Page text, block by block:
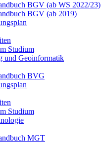
BGV (ab WS 2022/23)
BGV (ab 2019)
Studium
und Geoinformatik
BVG
Studium
MGT